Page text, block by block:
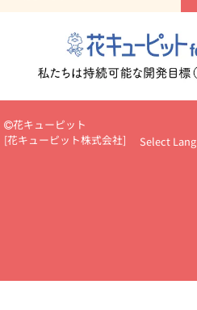
いのマナー
定年退職祝いのマナー
花キューピットのお祝い
彩心理学」で選ぶ方法
結婚祝い
ール
新築引っ越し祝いコラム
場上司や先輩へ贈るお祝い花の正解
あり)
花キューピット×専門家
花キューピット
[花キューピット株式会社] Select